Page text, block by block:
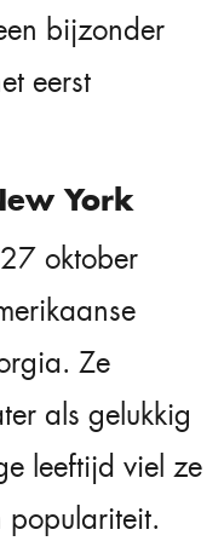
bijzonder
eerst
York
oktober
Ze
als gelukkig
leeftijd viel ze